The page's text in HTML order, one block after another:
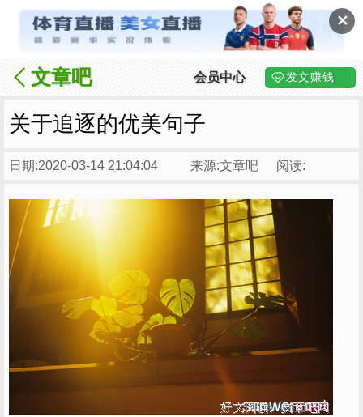
✕
文章吧 会员中心 发文赚钱
关于追逐的优美句子
日期:2020-03-14 21:04:04 来源:文章吧 阅读: